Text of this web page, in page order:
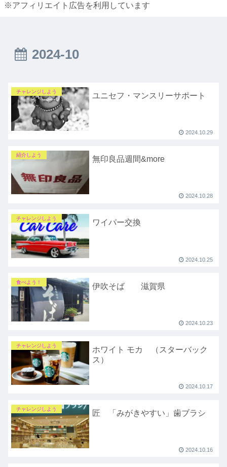
※アフィリエイト広告を利用しています
2024-10
チャレンジしよう ユニセフ・マンスリーサポート
2024.10.29
紹介しよう 無印良品週間&more
2024.10.28
チャレンジしよう ワイパー交換
2024.10.25
食べよう！ 伊吹そば 滋賀県
2024.10.23
チャレンジしよう
ホワイト モカ （スターバック
ス）
2024.10.17
チャレンジしよう 匠 「みがきやすい」歯ブラシ
2024.10.16